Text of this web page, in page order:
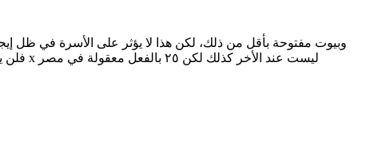
وبيوت مفتوحة بأقل من ذلك، لكن هذا لا يؤثر على الأسرة في ظل